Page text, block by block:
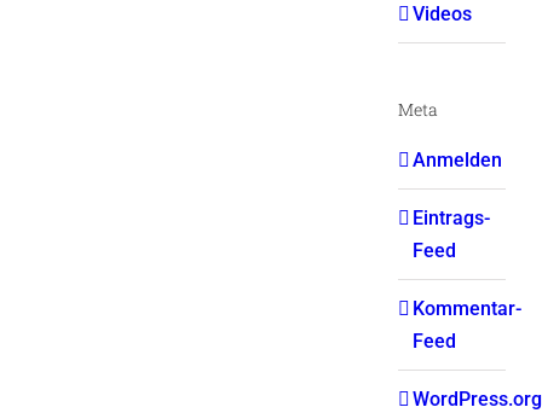
Videos
Meta
Anmelden
Eintrags-
Feed
Kommentar-
Feed
WordPress.org